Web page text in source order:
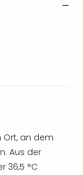
Ort, an dem
Aus der
36,5 °C